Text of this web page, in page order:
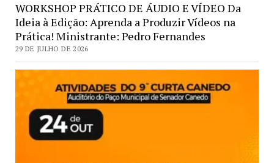
WORKSHOP PRÁTICO DE ÁUDIO E VÍDEO Da
Ideia à Edição: Aprenda a Produzir Vídeos na
Prática! Ministrante: Pedro Fernandes
29 DE JULHO DE 2026